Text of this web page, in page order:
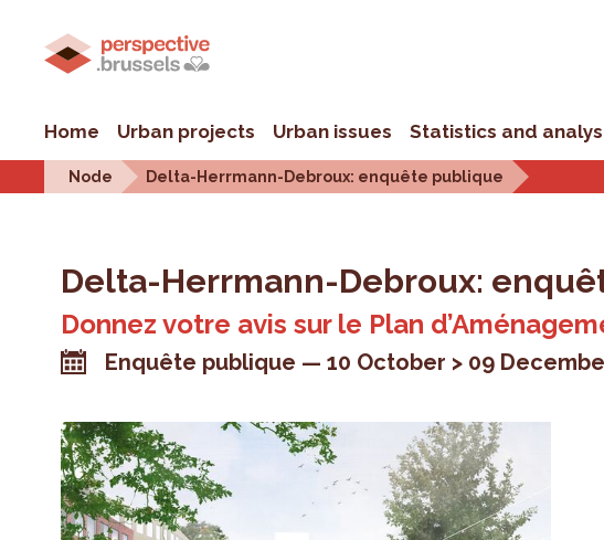
Home Urban projects Urban issues Statistics and
Node Delta-Herrmann-Debroux: enquête publique
Delta-Herrmann-Debroux:
Donnez votre avis sur le Plan
Enquête publique 10 October > 09